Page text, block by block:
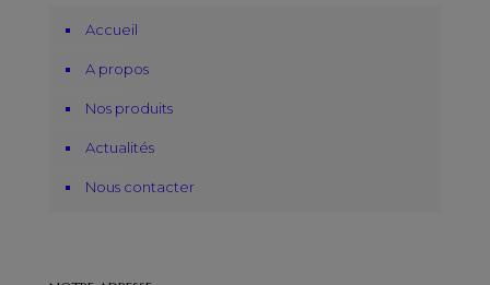
Accueil
A propos
Nos produits
Actualités
Nous contacter